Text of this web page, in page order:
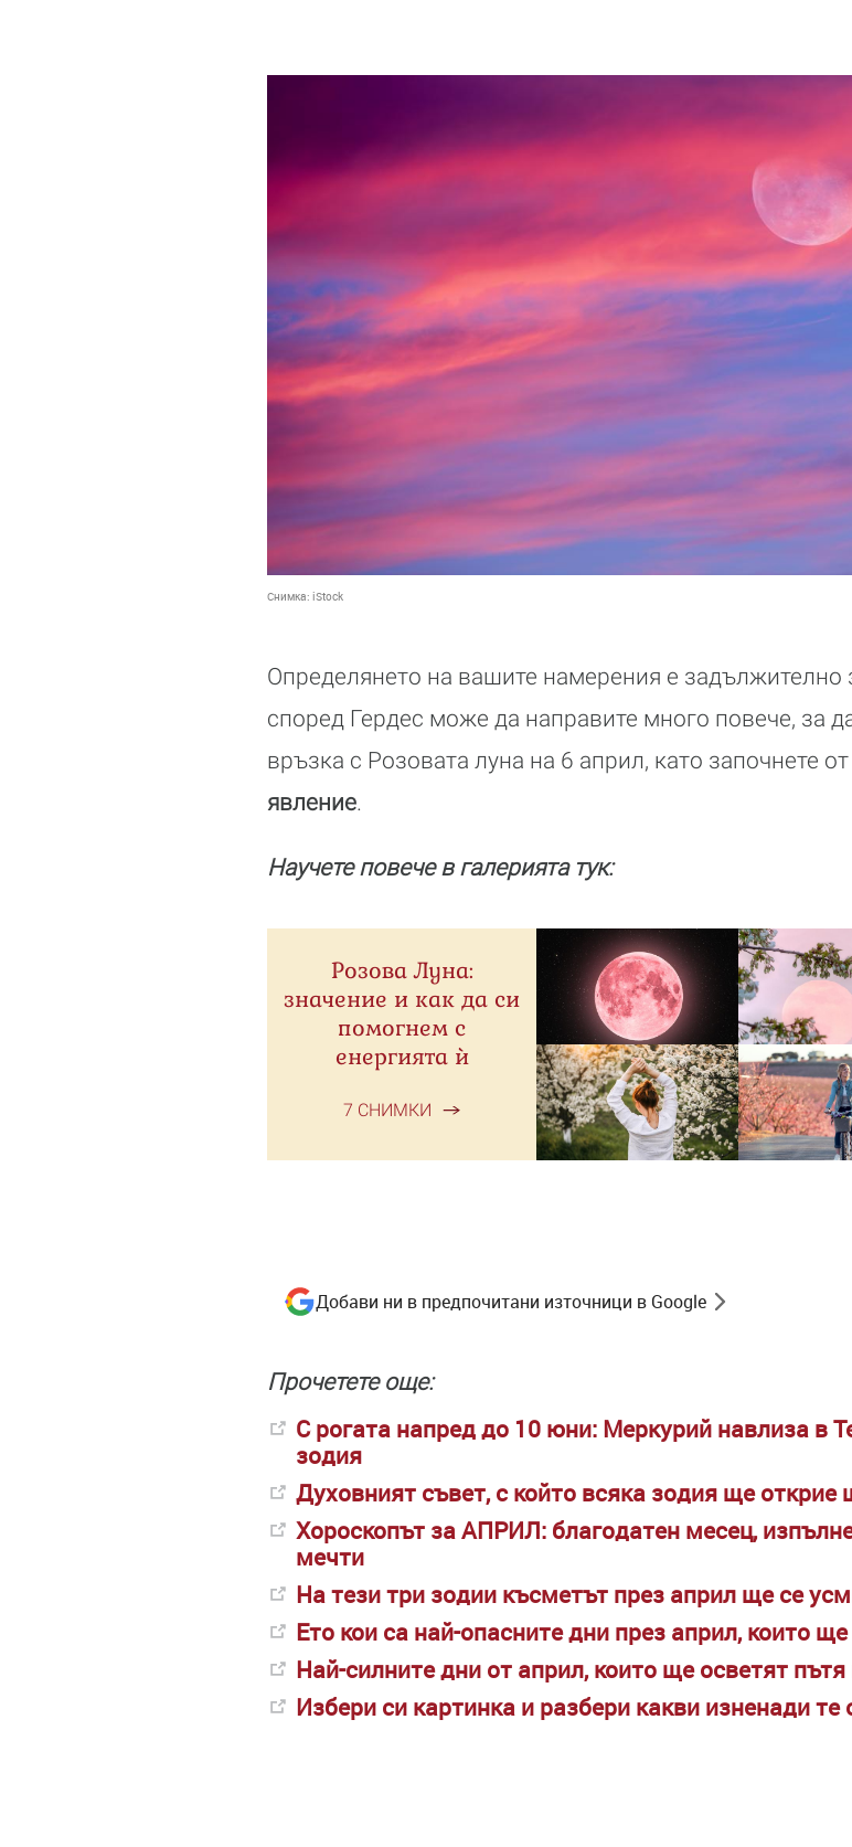
Снимка: iStock
Определянето на вашите намерения е задължително
според Гердес може да направите много повече, за
връзка с Розовата луна на 6 април, като започнете от
явление.
Научете повече в галерията тук:
Розова Луна:
значение и как да си
помогнем с
енергията ѝ
7 СНИМКИ
Добави ни в предпочитани източници в Google
Прочетете още:
С рогата напред до 10 юни: Меркурий навлиза в
зодия
Духовният съвет, с който всяка зодия ще открие
Хороскопът за АПРИЛ: благодатен месец,
мечти
На тези три зодии късметът през април ще се
Ето кои са най-опасните дни през април, които
Най-силните дни от април, които ще осветят пътя
Избери си картинка и разбери какви изненади